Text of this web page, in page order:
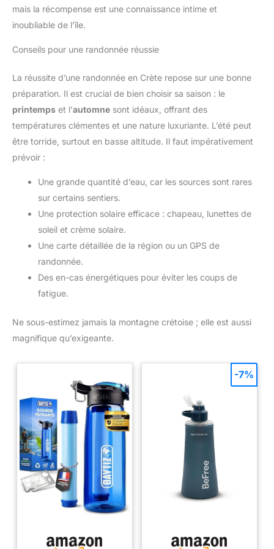
mais la récompense est une connaissance intime et
inoubliable de l’île.
Conseils pour une randonnée réussie
La réussite d’une randonnée en Crète repose sur une bonne
préparation. Il est crucial de bien choisir sa saison : le
printemps et l’automne sont idéaux, offrant des
températures clémentes et une nature luxuriante. L’été peut
être torride, surtout en basse altitude. Il faut impérativement
prévoir :
Une grande quantité d’eau, car les sources sont rares
sur certains sentiers.
Une protection solaire efficace : chapeau, lunettes de
soleil et crème solaire.
Une carte détaillée de la région ou un GPS de
randonnée.
Des en-cas énergétiques pour éviter les coups de
fatigue.
Ne sous-estimez jamais la montagne crétoise ; elle est aussi
magnifique qu’exigeante.
-7%